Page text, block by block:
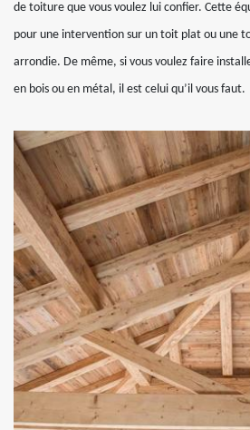
de toiture que vous voulez lui confier. Cette
pour une intervention sur un toit plat ou une
arrondie. De même, si vous voulez faire
en bois ou en métal, il est celui qu’il vous faut.